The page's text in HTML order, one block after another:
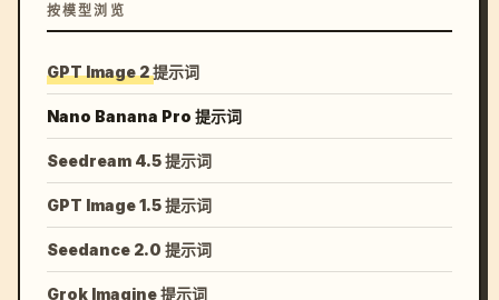
按模型浏览
GPT Image 2 提示词
Nano Banana Pro 提示词
Seedream 4.5 提示词
GPT Image 1.5 提示词
Seedance 2.0 提示词
Grok Imagine 提示词